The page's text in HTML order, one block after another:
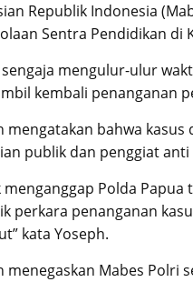
Republik Indonesia
Sentra Pendidikan di
sengaja mengulur-ulur
kembali penanganan
mengatakan bahwa
publik dan penggiat
menganggap Polda
perkara penanganan
kata Yoseph.
menegaskan Mabes Polri